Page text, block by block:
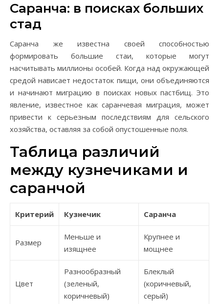
Саранча: в поисках больших
стад
Саранча же известна своей способностью
формировать большие стаи, которые могут
насчитывать миллионы особей. Когда над окружающей
средой нависает недостаток пищи, они объединяются
и начинают миграцию в поисках новых пастбищ. Это
явление, известное как саранчевая миграция, может
привести к серьезным последствиям для сельского
хозяйства, оставляя за собой опустошенные поля.
Таблица различий
между кузнечиками и
саранчой
Критерий Кузнечик Саранча
Размер
Меньше и
изящнее
Крупнее и
мощнее
Цвет
Разнообразный
(зеленый,
коричневый)
Блеклый
(коричневый,
серый)